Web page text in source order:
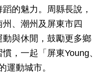
的魅力。周縣長說，
、潮州及屏東市四
與休閒，鼓勵更多鄉
，一起「屏東Young、
運動城市。